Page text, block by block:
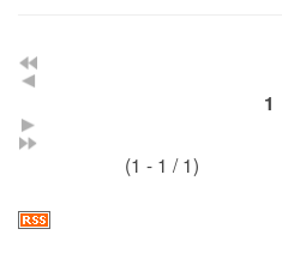
1
(1 - 1 / 1)